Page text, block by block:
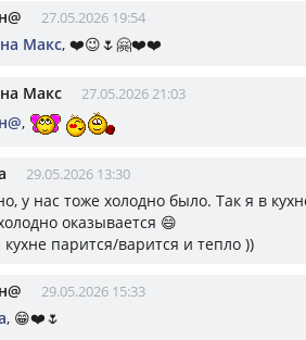
27.05.2026 19:54
Макс, ❤️😉🌷🤗❤️❤️
Макс 27.05.2026 21:03
,
29.05.2026 13:30
у нас тоже холодно было. Так я в
оказывается 😄
парится/варится и тепло ))
29.05.2026 15:33
, 😁❤️🌷